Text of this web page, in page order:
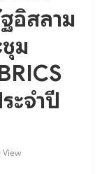
อิสลาม
ม
ะจำปี
View